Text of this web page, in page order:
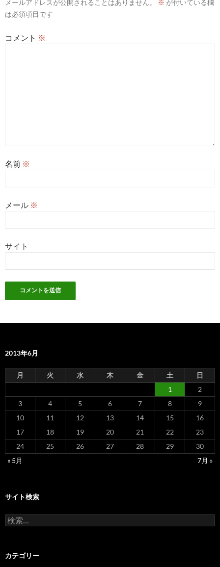
ョ
メールアドレスが公開されることはありません。 ※ が付いている欄
は必須項目です
コメント ※
名前 ※
メール ※
サイト
2013年6月
月 火 水 木 金 土
日
1
2
3
4 5 6 7 8
9
10
11 12 13 14 15
16
17
18 19 20 21 22
23
24
25 26 27 28 29
30
« 5月
7月 »
サイト検索
検
索:
カテゴリー